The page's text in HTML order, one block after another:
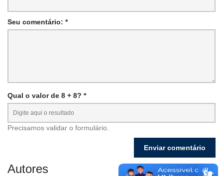
Seu comentário: *
Qual o valor de 8 + 8? *
Precisamos validar o formulário.
Autores